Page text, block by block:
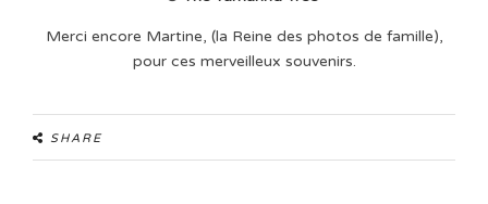
Merci encore Martine, (la Reine des photos de famille),
pour ces merveilleux souvenirs.
SHARE